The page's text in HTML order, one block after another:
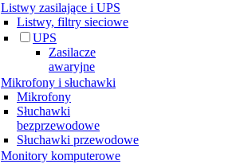
Listwy zasilające i UPS
Listwy, filtry sieciowe
UPS
Zasilacze
awaryjne
Mikrofony i słuchawki
Mikrofony
Słuchawki
bezprzewodowe
Słuchawki przewodowe
Monitory komputerowe